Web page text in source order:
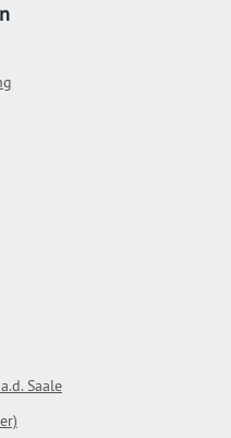
Saale